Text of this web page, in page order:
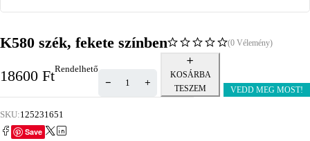
K580 szék, fekete színben (0 Vélemény)
18600 FtRendelhető
KOSÁRBA
TESZEM
VEDD MEG MOST!
SKU:125231651
Save